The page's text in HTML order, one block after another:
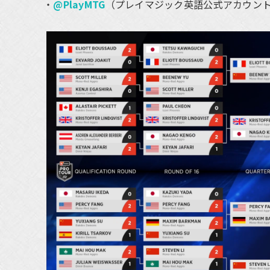
@PlayMTG （プレイマジック英語公式アカウン